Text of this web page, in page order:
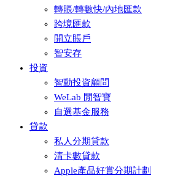
轉賬/轉數快/內地匯款
跨境匯款
開立賬戶
智安存
投資
智動投資顧問
WeLab 閒智寶
自選基金服務
貸款
私人分期貸款
清卡數貸款
Apple產品好賞分期計劃